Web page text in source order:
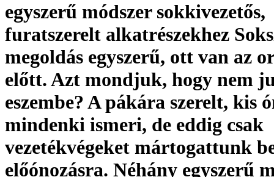
egyszerű módszer sokkivezetős,
furatszerelt alkatrészekhez
megoldás egyszerű, ott van az
előtt. Azt mondjuk, hogy nem
eszembe? A pákára szerelt, kis
mindenki ismeri, de eddig csak
vezetékvégeket mártogattunk
előónozásra. Néhány egyszerű